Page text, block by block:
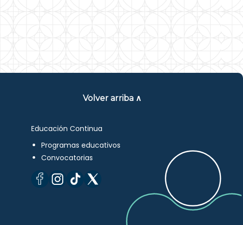
Volver arriba ∧
Educación Continua
Programas educativos
Convocatorias